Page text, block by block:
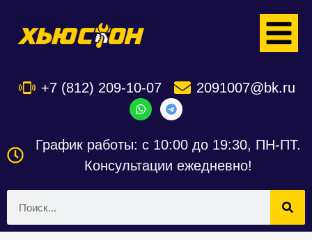
+7 (812) 209-10-07 2091007@bk.ru
График работы: с 10:00 до 19:30, ПН-ПТ.
Консультации ежедневно!